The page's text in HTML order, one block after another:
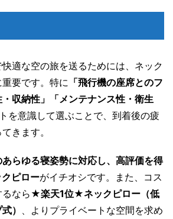
適な空の旅を送るためには、ネック
要です。特に 「飛行機の座席とのフ
収納性」「メンテナンス性・衛生
を意識して選ぶことで、到着後の疲
きます。
らゆる寝姿勢に対応し、高評価を得
ピローがイチオシです。また、コス
なら★楽天1位★ネックピロー（低
） 、よりプライベートな空間を求め